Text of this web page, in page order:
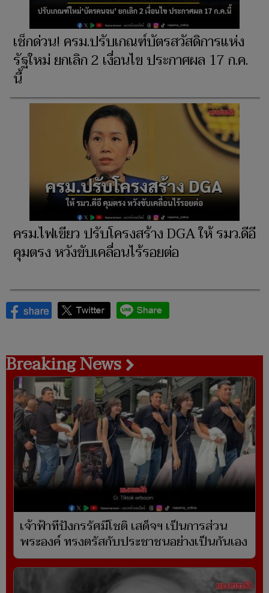
เช็กด่วน! ครม.ปรับเกณฑ์บัตรสวัสดิการแห่ง
รัฐใหม่ ยกเลิก 2 เงื่อนไข ประกาศผล 17 ก.ค.
นี้
ครม.ไฟเขียว ปรับโครงสร้าง DGA ให้ รมว.ดีอี
คุมตรง หวังขับเคลื่อนไร้รอยต่อ
Breaking News
เจ้าฟ้าทีปังกรรัศมีโชติ เสด็จฯ เป็นการส่วน
พระองค์ ทรงตรัสกับประชาชนอย่างเป็นกันเอง